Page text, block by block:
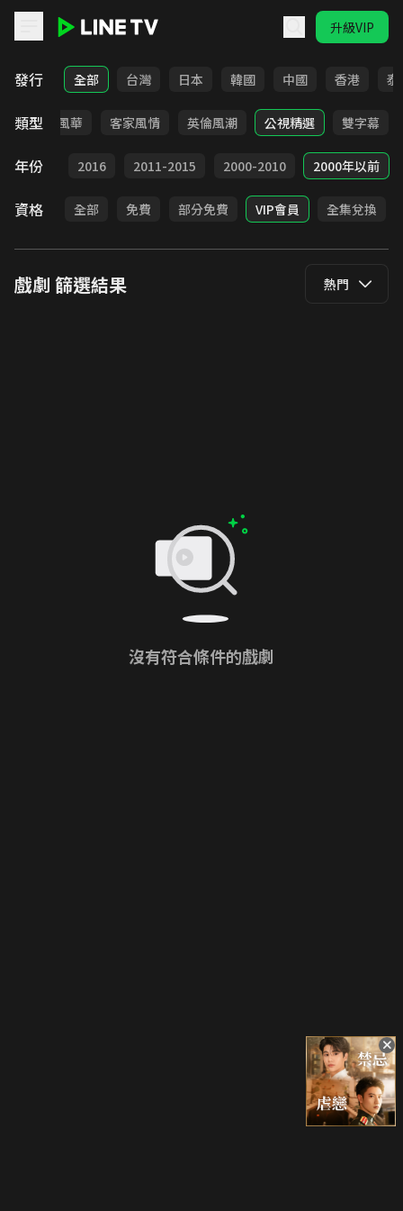
升級VIP
LINE TV - 戲劇
發行 全部 台灣 日本 韓國 中國 香港 泰
類型台語風華 客家風情 英倫風潮 公視精選 雙字幕
年份
2017 2016 2011-2015 2000-2010 2000年以前
資格 全部 免費 部分免費 VIP會員 全集兌換
戲劇 篩選結果 熱門
沒有符合條件的戲劇